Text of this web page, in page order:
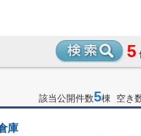
5
該当公開件数5棟 空き
庫